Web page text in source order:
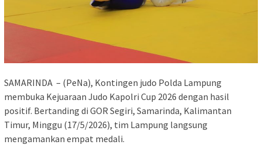
SAMARINDA – (PeNa), Kontingen judo Polda Lampung
membuka Kejuaraan Judo Kapolri Cup 2026 dengan hasil
positif. Bertanding di GOR Segiri, Samarinda, Kalimantan
Timur, Minggu (17/5/2026), tim Lampung langsung
mengamankan empat medali.